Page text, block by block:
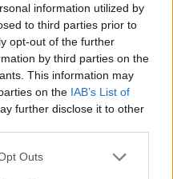
information utilized by
to third parties prior to
opt-out of the further
by third parties on the
This information may
on the IAB’s List of
further disclose it to other
uses one or more Google
Outsköve mesél –